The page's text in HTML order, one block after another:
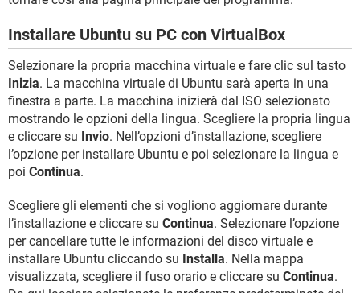
Installare Ubuntu su PC con VirtualBox
Selezionare la propria macchina virtuale e fare clic sul tasto
Inizia. La macchina virtuale di Ubuntu sarà aperta in una
finestra a parte. La macchina inizierà dal ISO selezionato
mostrando le opzioni della lingua. Scegliere la propria lingua
e cliccare su Invio. Nell’opzioni d’installazione, scegliere
l’opzione per installare Ubuntu e poi selezionare la lingua e
poi Continua.
Scegliere gli elementi che si vogliono aggiornare durante
l’installazione e cliccare su Continua. Selezionare l’opzione
per cancellare tutte le informazioni del disco virtuale e
installare Ubuntu cliccando su Installa. Nella mappa
visualizzata, scegliere il fuso orario e cliccare su Continua.